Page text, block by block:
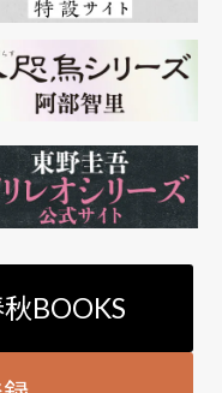
BOOKS